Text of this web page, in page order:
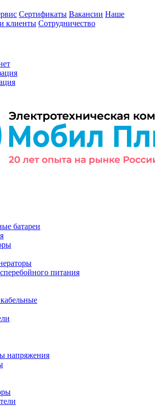
Сертификаты Вакансии Наше
клиенты Сотрудничество
батареи
питания
напряжения